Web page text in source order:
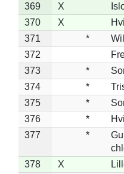
369
X
370
X
371
*
372
373
*
374
*
375
*
376
*
377
*
378
X